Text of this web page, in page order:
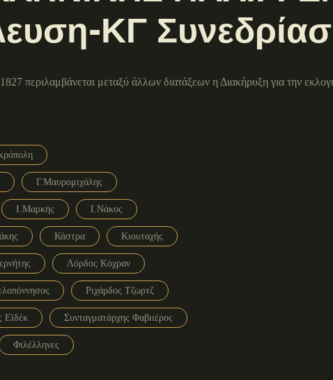
ΚΓ
περιλαμβάνεται μεταξύ άλλων διατάξεων η Διακήρυξη για την
Γ.Μαυρομιχάλης
Ι.Μαρκής Ι.Νάκος
Κάστρα Κιουταχής
Λόρδος Κόχραν
Ριχάρδος Τζωρτζ
Εϊδέκ Συνταγματάρχης Φαβιιέρος
Φιλέλληνες